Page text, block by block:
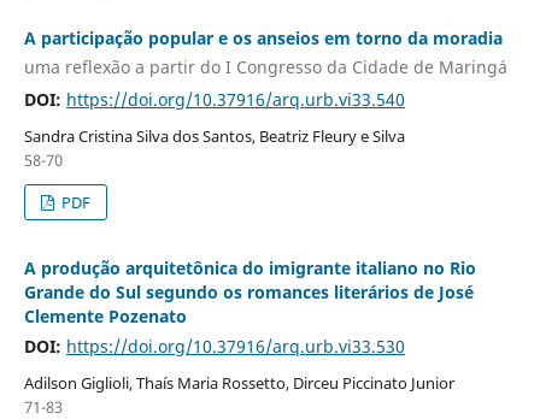
A participação popular e os anseios em torno da moradia
uma reflexão a partir do I Congresso da Cidade de Maringá
DOI: https://doi.org/10.37916/arq.urb.vi33.540
Sandra Cristina Silva dos Santos, Beatriz Fleury e Silva
58-70
PDF
A produção arquitetônica do imigrante italiano no Rio
Grande do Sul segundo os romances literários de José
Clemente Pozenato
DOI: https://doi.org/10.37916/arq.urb.vi33.530
Adilson Giglioli, Thaís Maria Rossetto, Dirceu Piccinato Junior
71-83